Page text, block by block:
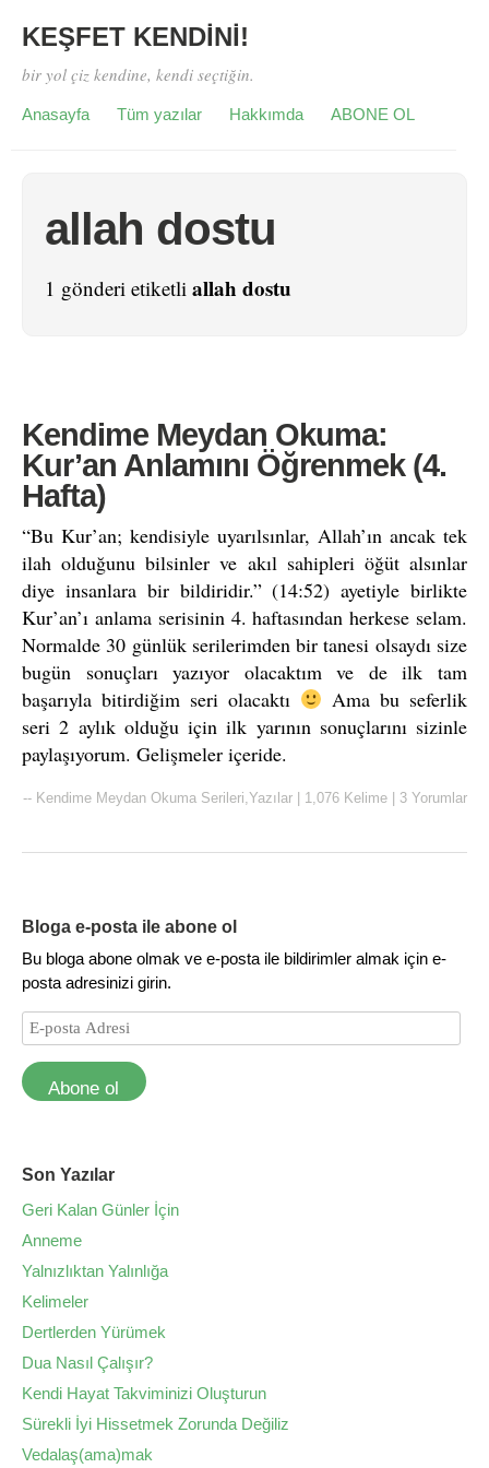
KEŞFET KENDİNİ!
bir yol çiz kendine, kendi seçtiğin.
Anasayfa Tüm yazılar Hakkımda ABONE OL
allah dostu
1 gönderi etiketli allah dostu
Kendime Meydan Okuma:
Kur’an Anlamını Öğrenmek (4.
Hafta)
“Bu Kur’an; kendisiyle uyarılsınlar, Allah’ın ancak tek
ilah olduğunu bilsinler ve akıl sahipleri öğüt alsınlar
diye insanlara bir bildiridir.” (14:52) ayetiyle birlikte
Kur’an’ı anlama serisinin 4. haftasından herkese selam.
Normalde 30 günlük serilerimden bir tanesi olsaydı size
bugün sonuçları yazıyor olacaktım ve de ilk tam
başarıyla bitirdiğim seri olacaktı
Ama bu seferlik
seri 2 aylık olduğu için ilk yarının sonuçlarını sizinle
paylaşıyorum. Gelişmeler içeride.
-- Kendime Meydan Okuma Serileri,Yazılar 1,076 Kelime 3 Yorumlar
Bloga e-posta ile abone ol
Bu bloga abone olmak ve e-posta ile bildirimler almak için e-
posta adresinizi girin.
Abone ol
Son Yazılar
Geri Kalan Günler İçin
Anneme
Yalnızlıktan Yalınlığa
Kelimeler
Dertlerden Yürümek
Dua Nasıl Çalışır?
Kendi Hayat Takviminizi Oluşturun
Sürekli İyi Hissetmek Zorunda Değiliz
Vedalaş(ama)mak